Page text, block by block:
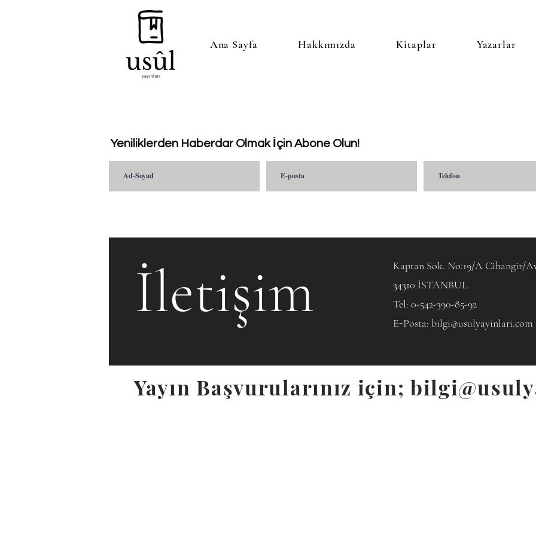
Ana Sayfa Hakkımızda Kitaplar Yazarlar
Yeniliklerden Haberdar Olmak İçin Abone Olun!
İletişim Kaptan Sok. No:19/A Cihangir/
34310 İSTANBUL
Tel: 0-542-390-85-92
E-Posta: bilgi@usulyayinlari.com
Yayın Başvurularınız için;